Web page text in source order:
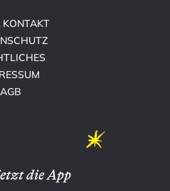
KONTAKT
AGB
die App